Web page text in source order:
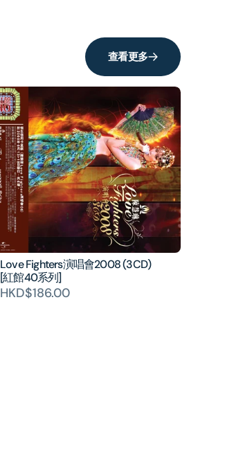
查看更多
Love Fighters演唱會2008 (3CD)
[紅館40系列]
HKD$186.00